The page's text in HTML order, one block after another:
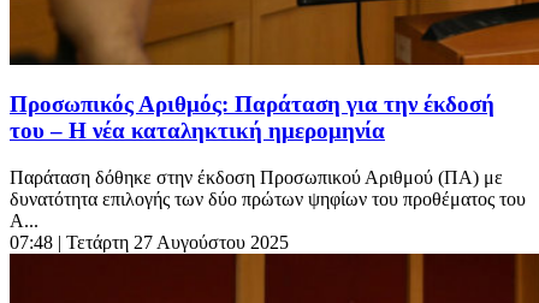
Προσωπικός Αριθμός: Παράταση για την έκδοσή
του – Η νέα καταληκτική ημερομηνία
Παράταση δόθηκε στην έκδοση Προσωπικού Αριθμού (ΠΑ) με
δυνατότητα επιλογής των δύο πρώτων ψηφίων του προθέματος του
Α...
07:48 | Τετάρτη 27 Αυγούστου 2025